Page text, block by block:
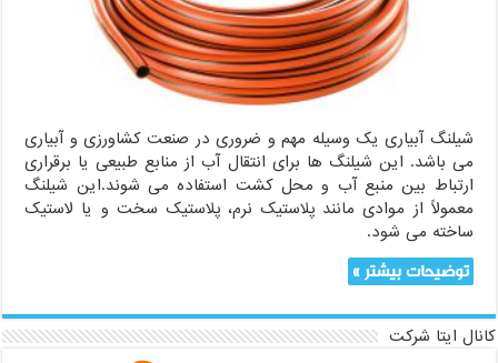
شیلنگ آبیاری یک وسیله مهم و ضروری در صنعت کشاورزی و آبیاری
می باشد. این شیلنگ ها برای انتقال آب از منابع طبیعی یا برقراری
ارتباط بین منبع آب و محل کشت استفاده می شوند.این شیلنگ
معمولاً از موادی مانند پلاستیک نرم، پلاستیک سخت و یا لاستیک
ساخته می شود.
توضیحات بیشتر »
کانال ایتا شرکت